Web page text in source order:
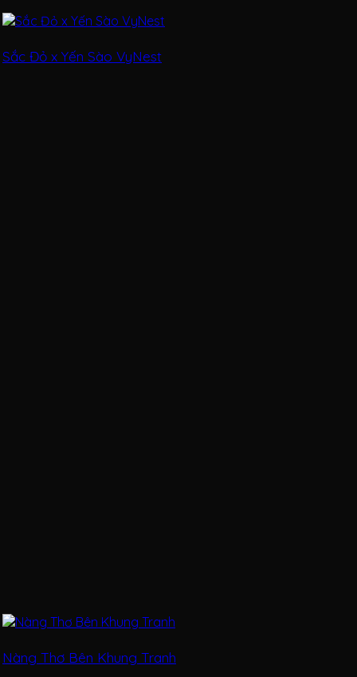
Sắc Đỏ x Yến Sào VyNest
Nàng Thơ Bên Khung Tranh